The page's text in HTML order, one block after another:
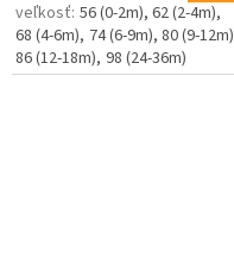
56 (0-2m) 62 (2-4m)
68 (4-6m) 74 (6-9m) 80 (9-12m)
86 (12-18m) 98 (24-36m)